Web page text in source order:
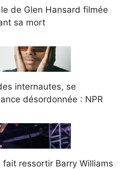
de Glen Hansard filmée
sa mort
internautes, se
désordonnée : NPR
fait ressortir Barry Williams